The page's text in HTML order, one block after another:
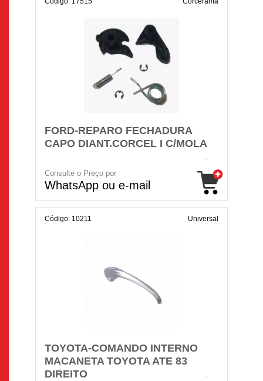
FORD-REPARO FECHADURA
CAPO DIANT.CORCEL I C/MOLA
Consulte o Preço por
WhatsApp ou e-mail
Código: 10211 Universal
TOYOTA-COMANDO INTERNO
MACANETA TOYOTA ATE 83
DIREITO